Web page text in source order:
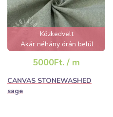
Közkedvelt
Akár néhány órán belül
elfogyhat!
5000Ft. / m
CANVAS STONEWASHED
sage